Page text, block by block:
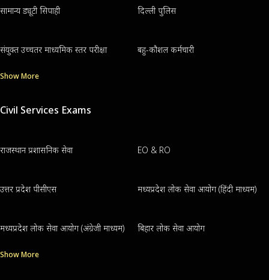
सामान्य ड्यूटी सिपाही दिल्ली पुलिस
संयुक्त उच्चतर माध्यमिक स्तर परीक्षा बहु-कौशल कर्मचारी
Show More
Civil Services Exams
राजस्थान प्रशासनिक सेवा EO & RO
उत्तर प्रदेश पीसीएस मध्यप्रदेश लोक सेवा आयोग (हिंदी माध्यम)
मध्यप्रदेश लोक सेवा आयोग (अंग्रेजी माध्यम) बिहार लोक सेवा आयोग
Show More